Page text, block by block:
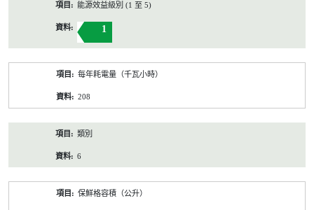
能源效益級別 (1 至 5)
1
每年耗電量（千瓦小時）
208
類別
6
保鮮格容積（公升）